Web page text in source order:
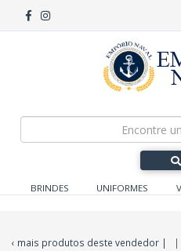
BRINDES UNIFORMES
‹ mais produtos deste vendedor | |